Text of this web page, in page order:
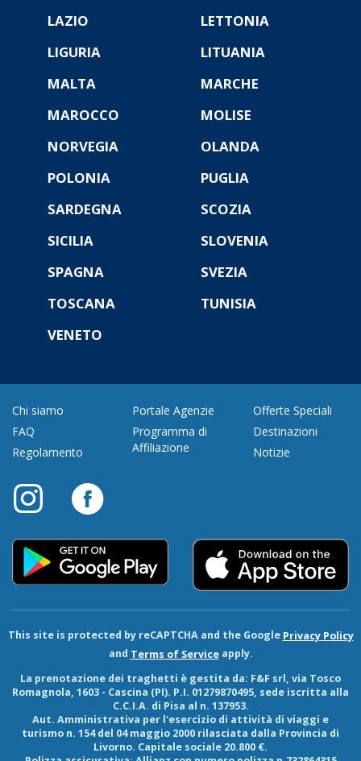
LAZIO
LETTONIA
LIGURIA
LITUANIA
MALTA
MARCHE
MAROCCO
MOLISE
NORVEGIA
OLANDA
POLONIA
PUGLIA
SARDEGNA
SCOZIA
SICILIA
SLOVENIA
SPAGNA
SVEZIA
TOSCANA
TUNISIA
VENETO
Chi siamo
FAQ
Regolamento
Portale Agenzie
Programma di
Affiliazione
Offerte Speciali
Destinazioni
Notizie
This site is protected by reCAPTCHA and the Google Privacy Policy
and Terms of Serviceapply.
La prenotazione dei traghetti è gestita da: F&F srl, via Tosco
Romagnola, 1603 - Cascina (PI). P.I. 01279870495, sede iscritta alla
C.C.I.A. di Pisa al n. 137953.
Aut. Amministrativa per l'esercizio di attività di viaggi e
turismo n. 154 del 04 maggio 2000 rilasciata dalla Provincia di
Livorno. Capitale sociale 20.800 €.